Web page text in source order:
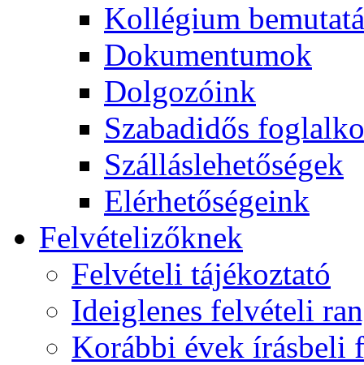
Kollégium
Dokumentumok
Dolgozóink
Szabadidős
Szálláslehetőségek
Elérhetőségeink
Felvételizőknek
Felvételi tájékoztató
Ideiglenes felvételi
Korábbi évek írásbeli